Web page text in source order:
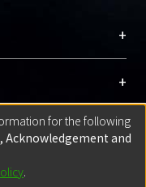
展、提升研究影響
）
有，或由第三方贊
所有者及第三方同
is your
the right to
可使用
+
+
帳號登入
ORCID)
+
ID匯入
for the following
and
.